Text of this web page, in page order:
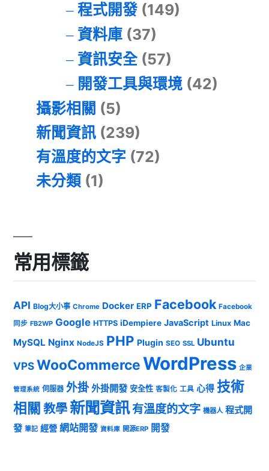
程式開發(149)
資料庫(37)
資訊安全(57)
開發工具與環境(42)
攝影相關 (5)
新聞資訊 (239)
有溫度的文字 (72)
未分類 (1)
常用標籤
API Blog大小事 Chrome Docker ERP Facebook Facebook
同步 FB2WP Google HTTPS iDempiere JavaScript Linux Mac
MySQL Nginx NodeJS PHP Plugin SEO SSL Ubuntu
VPSWooCommerceWordPress 企業
管理系統 伺服器 外掛 外掛開發 安全性 客製化 工具 心得 技術
相關 教學 新聞資訊有溫度的文字 機器人 程式開
發 筆記 經營 網站開發 資料庫 開源ERP 開發